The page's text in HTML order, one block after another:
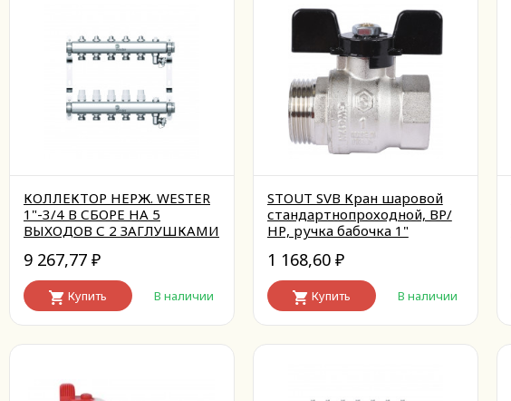
КОЛЛЕКТОР НЕРЖ. WESTER
1"-3/4 В СБОРЕ НА 5
ВЫХОДОВ С 2 ЗАГЛУШКАМИ
9 267,77 ₽
Купить В наличии
STOUT SVB Кран шаровой
стандартнопроходной, ВР/
НР, ручка бабочка 1"
1 168,60 ₽
Купить В наличии